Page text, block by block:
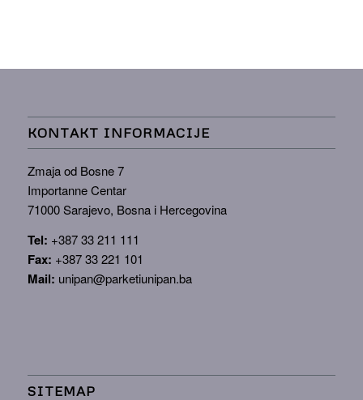
KONTAKT INFORMACIJE
Zmaja od Bosne 7
Importanne Centar
71000 Sarajevo, Bosna i Hercegovina
Tel: +387 33 211 111
Fax: +387 33 221 101
Mail: unipan@parketiunipan.ba
SITEMAP